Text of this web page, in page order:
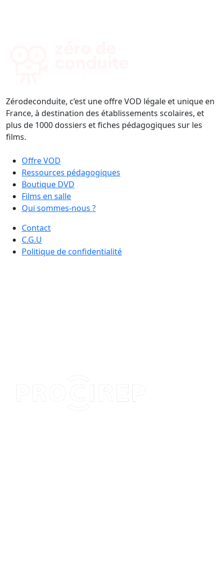
Zérodeconduite, c’est une offre VOD légale et unique en
France, à destination des établissements scolaires, et
plus de 1000 dossiers et fiches pédagogiques sur les
films.
Offre VOD
Ressources pédagogiques
Boutique DVD
Films en salle
Qui sommes-nous ?
Contact
C.G.U
Politique de confidentialité